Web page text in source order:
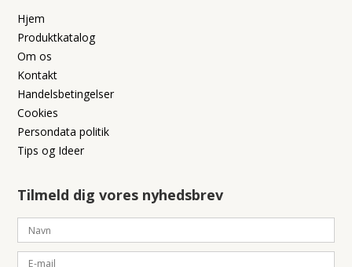
Hjem
Produktkatalog
Om os
Kontakt
Handelsbetingelser
Cookies
Persondata politik
Tips og Ideer
Tilmeld dig vores nyhedsbrev